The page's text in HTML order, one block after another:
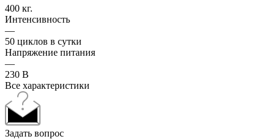
400 кг.
Интенсивность
—
50 циклов в сутки
Напряжение питания
—
230 В
Все характеристики
Задать вопрос